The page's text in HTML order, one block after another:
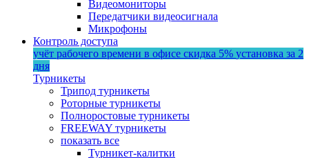
Видеомониторы
Передатчики видеосигнала
Микрофоны
Контроль доступа
учёт рабочего времени в офисе скидка 5% установка за 2
дня
Турникеты
Трипод турникеты
Роторные турникеты
Полноростовые турникеты
FREEWAY турникеты
показать все
Турникет-калитки